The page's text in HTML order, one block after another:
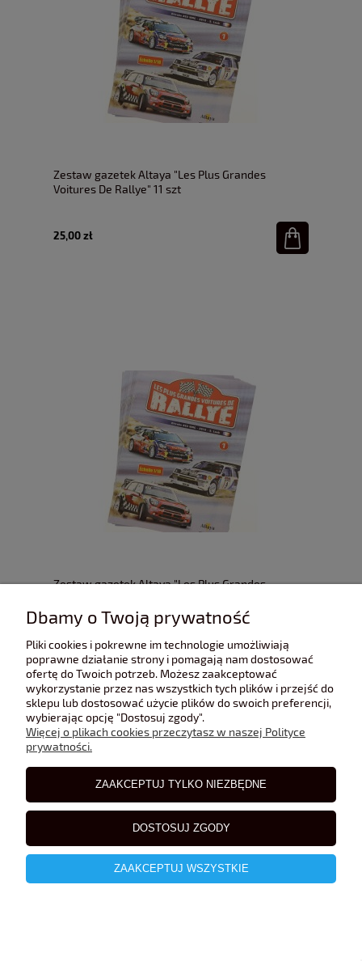
Zestaw gazetek Altaya "Les Plus Grandes
Voitures De Rallye" 11 szt
25,00 zł
Zestaw gazetek Altaya "Les Plus Grandes
65,00 zł
Dbamy o Twoją prywatność
Pliki cookies i pokrewne im technologie umożliwiają
poprawne działanie strony i pomagają nam dostosować
ofertę do Twoich potrzeb. Możesz zaakceptować
wykorzystanie przez nas wszystkich tych plików i przejść do
sklepu lub dostosować użycie plików do swoich preferencji,
wybierając opcję "Dostosuj zgody".
Więcej o plikach cookies przeczytasz w naszej Polityce
prywatności.
ZAAKCEPTUJ TYLKO NIEZBĘDNE
DOSTOSUJ ZGODY
ZAAKCEPTUJ WSZYSTKIE